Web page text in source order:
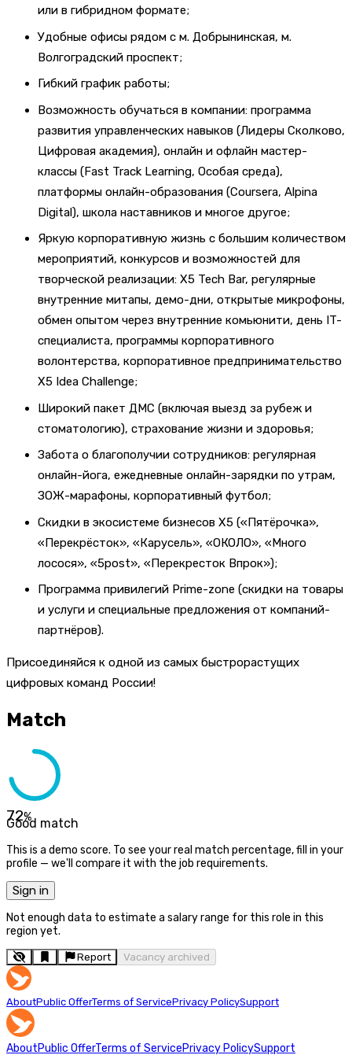
или в гибридном формате;
Удобные офисы рядом с м. Добрынинская, м.
Волгоградский проспект;
Гибкий график работы;
Возможность обучаться в компании: программа
развития управленческих навыков (Лидеры Сколково,
Цифровая академия), онлайн и офлайн мастер-
классы (Fast Track Learning, Особая среда),
платформы онлайн-образования (Coursera, Alpina
Digital), школа наставников и многое другое;
Яркую корпоративную жизнь с большим количеством
мероприятий, конкурсов и возможностей для
творческой реализации: X5 Tech Bar, регулярные
внутренние митапы, демо-дни, открытые микрофоны,
обмен опытом через внутренние комьюнити, день IT-
специалиста, программы корпоративного
волонтерства, корпоративное предпринимательство
X5 Idea Challenge;
Широкий пакет ДМС (включая выезд за рубеж и
стоматологию), страхование жизни и здоровья;
Забота о благополучии сотрудников: регулярная
онлайн-йога, ежедневные онлайн-зарядки по утрам,
ЗОЖ-марафоны, корпоративный футбол;
Скидки в экосистеме бизнесов Х5 («Пятёрочка»,
«Перекрёсток», «Карусель», «ОКОЛО», «Много
лосося», «5post», «Перекресток Впрок»);
Программа привилегий Prime-zone (скидки на товары
и услуги и специальные предложения от компаний-
партнёров).
Присоединяйся к одной из самых быстрорастущих
цифровых команд России!
Match
72%
Good match
This is a demo score. To see your real match percentage, fill in your
profile — we'll compare it with the job requirements.
Sign in
Not enough data to estimate a salary range for this role in this
region yet.
Report Vacancy archived
AboutPublic OfferTerms of ServicePrivacy PolicySupport
AboutPublic OfferTerms of ServicePrivacy PolicySupport